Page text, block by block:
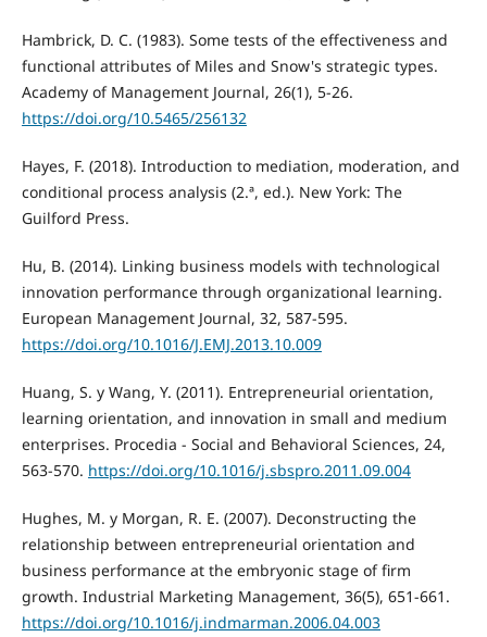
Hambrick, D. C. (1983). Some tests of the effectiveness and
functional attributes of Miles and Snow's strategic types.
Academy of Management Journal, 26(1), 5-26.
https://doi.org/10.5465/256132
Hayes, F. (2018). Introduction to mediation, moderation, and
conditional process analysis (2.ª, ed.). New York: The
Guilford Press.
Hu, B. (2014). Linking business models with technological
innovation performance through organizational learning.
European Management Journal, 32, 587-595.
https://doi.org/10.1016/J.EMJ.2013.10.009
Huang, S. y Wang, Y. (2011). Entrepreneurial orientation,
learning orientation, and innovation in small and medium
enterprises. Procedia - Social and Behavioral Sciences, 24,
563-570. https://doi.org/10.1016/j.sbspro.2011.09.004
Hughes, M. y Morgan, R. E. (2007). Deconstructing the
relationship between entrepreneurial orientation and
business performance at the embryonic stage of firm
growth. Industrial Marketing Management, 36(5), 651-661.
https://doi.org/10.1016/j.indmarman.2006.04.003